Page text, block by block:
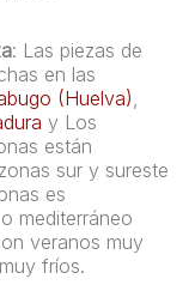
: Las piezas de
en las
(Huelva)
y Los
están
sur y sureste
es
mediterráneo
veranos muy
fríos.